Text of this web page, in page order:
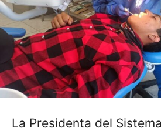
La Presidenta del